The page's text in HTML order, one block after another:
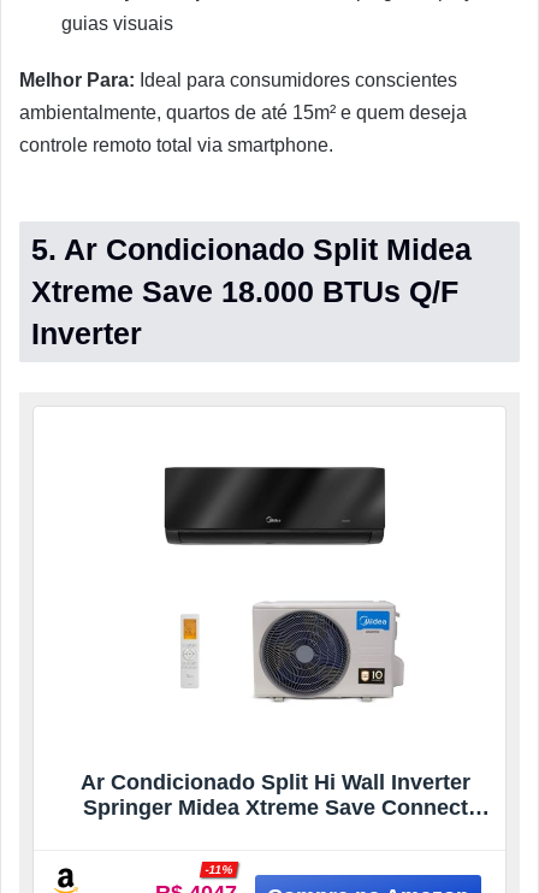
guias visuais
Melhor Para: Ideal para consumidores conscientes
ambientalmente, quartos de até 15m² e quem deseja
controle remoto total via smartphone.
5. Ar Condicionado Split Midea
Xtreme Save 18.000 BTUs Q/F
Inverter
Ar Condicionado Split Hi Wall Inverter
Springer Midea Xtreme Save Connect
-11%